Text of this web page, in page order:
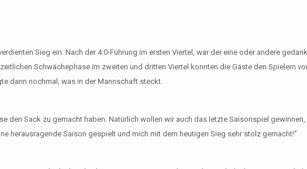
Sieg ein. Nach der 4:0-Führung im ersten Viertel, war der eine oder andere
Schwächephase im zweiten und dritten Viertel konnten die Gäste den Spielern
dann nochmal, was in der Mannschaft steckt.
den Sack zu gemacht haben. Natürlich wollen wir auch das letzte Saisonspiel
herausragende Saison gespielt und mich mit dem heutigen Sieg sehr stolz gemacht!”